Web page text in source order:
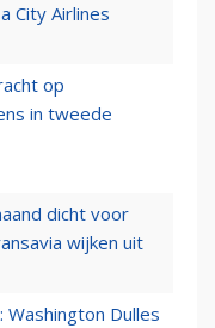
City Airlines
op
in tweede
dicht voor
wijken uit
Washington Dulles